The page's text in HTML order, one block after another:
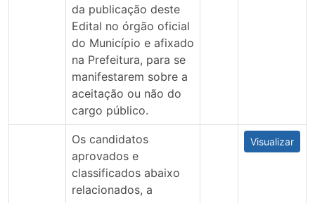
da publicação deste
Edital no órgão oficial
do Município e afixado
na Prefeitura, para se
manifestarem sobre a
aceitação ou não do
cargo público.
Os candidatos
aprovados e
classificados abaixo
relacionados, a
Visualizar